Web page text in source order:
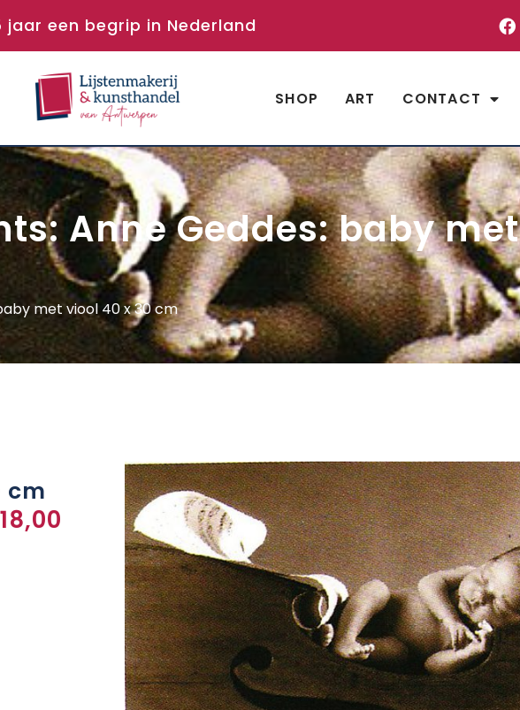
jaar een begrip in Nederland
SHOP ART CONTACT
Anne Geddes: baby met
met viool 40 x 30 cm
cm
18,00